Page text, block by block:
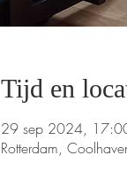
Tijd en
29 sep 2024,
Rotterdam,